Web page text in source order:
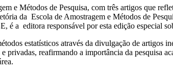
e Métodos de Pesquisa, com três artigos que
da Escola de Amostragem e Métodos de
a editora responsável por esta edição especial
estatísticos através da divulgação de artigos
privadas, reafirmando a importância da pesquisa